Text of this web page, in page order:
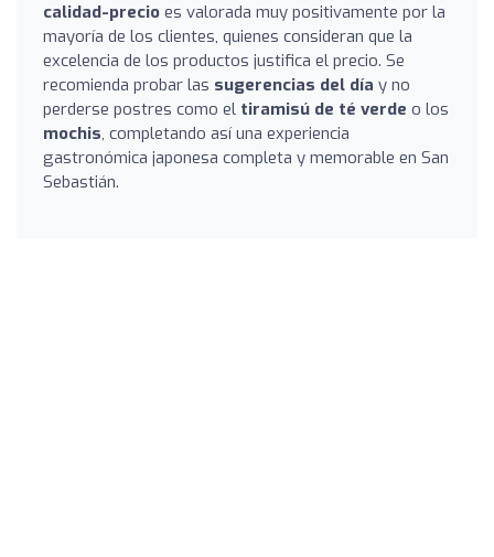
calidad-precio es valorada muy positivamente por la
mayoría de los clientes, quienes consideran que la
excelencia de los productos justifica el precio. Se
recomienda probar las sugerencias del día y no
perderse postres como el tiramisú de té verde o los
mochis, completando así una experiencia
gastronómica japonesa completa y memorable en San
Sebastián.